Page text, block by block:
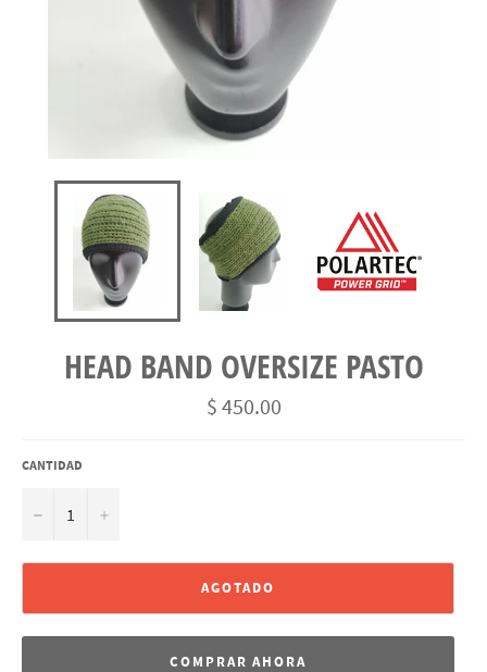
HEAD BAND OVERSIZE PASTO
Precio
habitual
$ 450.00
CANTIDAD
− +
AGOTADO
COMPRAR AHORA